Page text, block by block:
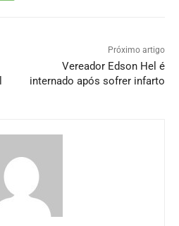
Próximo artigo
Vereador Edson Hel é
internado após sofrer infarto